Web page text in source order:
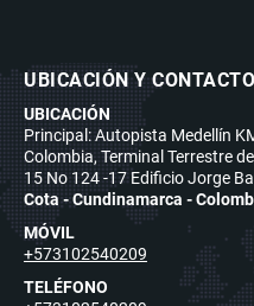
UBICACIÓN Y CONTACTO
UBICACIÓN
Principal: Autopista Medellín
Colombia, Terminal Terrestre
15 No 124 -17 Edificio Jorge
Cota - Cundinamarca -
MÓVIL
+573102540209
TELÉFONO